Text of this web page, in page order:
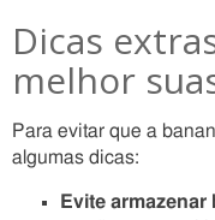
Dicas
melhor
Para evitar que a
algumas dicas:
Evite